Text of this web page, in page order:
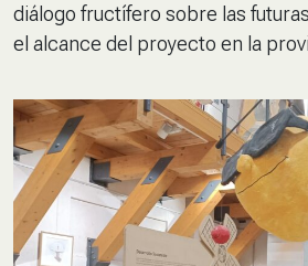
diálogo fructífero sobre las
el alcance del proyecto en la